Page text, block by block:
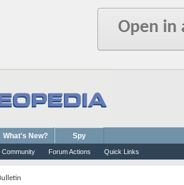
Open in
Community Forum Actions Quick Links
What's New? Spy